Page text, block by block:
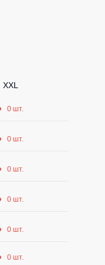
XXL
0 шт.
0 шт.
0 шт.
0 шт.
0 шт.
0 шт.